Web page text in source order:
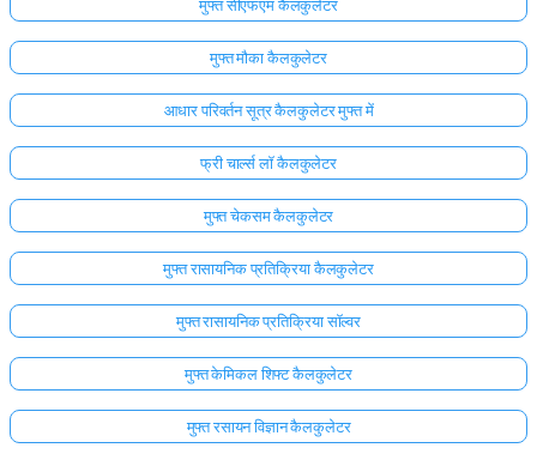
मुफ्त सीएफएम कैलकुलेटर
मुफ्त मौका कैलकुलेटर
आधार परिवर्तन सूत्र कैलकुलेटर मुफ्त में
फ्री चार्ल्स लॉ कैलकुलेटर
मुफ्त चेकसम कैलकुलेटर
मुफ्त रासायनिक प्रतिक्रिया कैलकुलेटर
मुफ्त रासायनिक प्रतिक्रिया सॉल्वर
मुफ्त केमिकल शिफ्ट कैलकुलेटर
मुफ्त रसायन विज्ञान कैलकुलेटर